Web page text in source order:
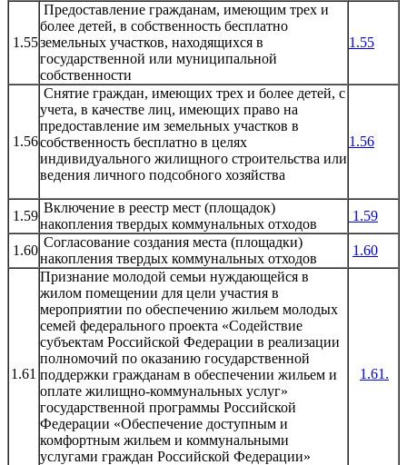
1.55
Предоставление гражданам, имеющим трех и
более детей, в собственность бесплатно
земельных участков, находящихся в
государственной или муниципальной
собственности
1.55
1.56
Снятие граждан, имеющих трех и более детей, с
учета, в качестве лиц, имеющих право на
предоставление им земельных участков в
собственность бесплатно в целях
индивидуального жилищного строительства или
ведения личного подсобного хозяйства
1.56
1.59
Включение в реестр мест (площадок)
накопления твердых коммунальных отходов
1.59
1.60
Согласование создания места (площадки)
накопления твердых коммунальных отходов
1.60
1.61
Признание молодой семьи нуждающейся в
жилом помещении для цели участия в
мероприятии по обеспечению жильем молодых
семей федерального проекта «Содействие
субъектам Российской Федерации в реализации
полномочий по оказанию государственной
поддержки гражданам в обеспечении жильем и
оплате жилищно-коммунальных услуг»
государственной программы Российской
Федерации «Обеспечение доступным и
комфортным жильем и коммунальными
услугами граждан Российской Федерации»
1.61.